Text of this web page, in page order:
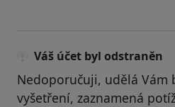
Váš účet byl odstraněn
Nedoporučuji, udělá Vám
vyšetření, zaznamená